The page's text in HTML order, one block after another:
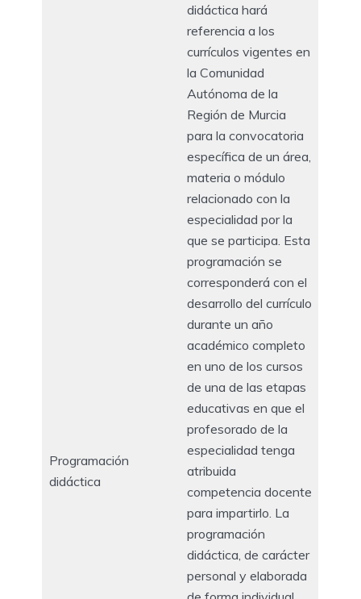
Programación
didáctica
didáctica hará
referencia a los
currículos vigentes en
la Comunidad
Autónoma de la
Región de Murcia
para la convocatoria
específica de un área,
materia o módulo
relacionado con la
especialidad por la
que se participa. Esta
programación se
corresponderá con el
desarrollo del currículo
durante un año
académico completo
en uno de los cursos
de una de las etapas
educativas en que el
profesorado de la
especialidad tenga
atribuida
competencia docente
para impartirlo. La
programación
didáctica, de carácter
personal y elaborada